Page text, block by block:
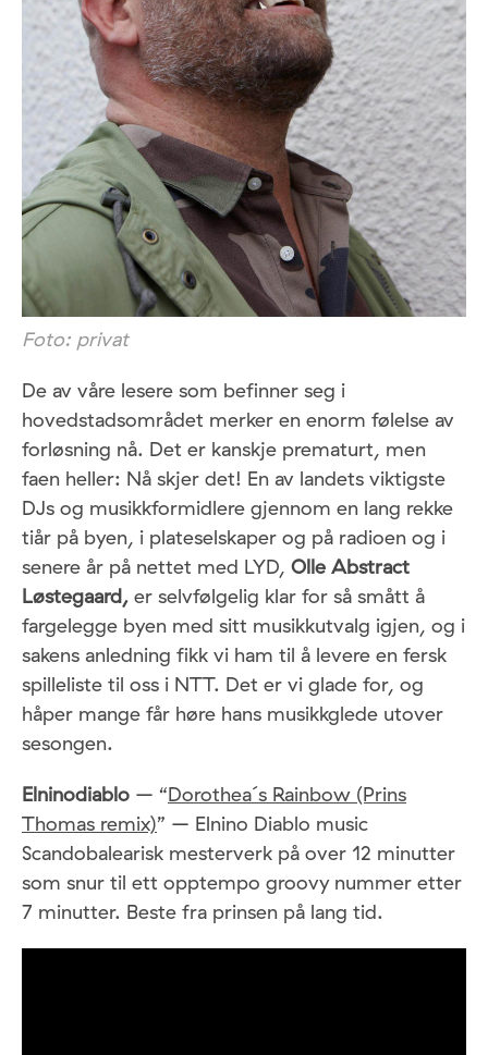
Foto: privat
De av våre lesere som befinner seg i
hovedstadsområdet merker en enorm følelse av
forløsning nå. Det er kanskje prematurt, men
faen heller: Nå skjer det! En av landets viktigste
DJs og musikkformidlere gjennom en lang rekke
tiår på byen, i plateselskaper og på radioen og i
senere år på nettet med LYD, Olle Abstract
Løstegaard, er selvfølgelig klar for så smått å
fargelegge byen med sitt musikkutvalg igjen, og i
sakens anledning fikk vi ham til å levere en fersk
spilleliste til oss i NTT. Det er vi glade for, og
håper mange får høre hans musikkglede utover
sesongen.
Elninodiablo – “Dorothea´s Rainbow (Prins
Thomas remix)” – Elnino Diablo music
Scandobalearisk mesterverk på over 12 minutter
som snur til ett opptempo groovy nummer etter
7 minutter. Beste fra prinsen på lang tid.